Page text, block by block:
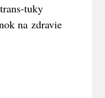
tuky
na zdravie